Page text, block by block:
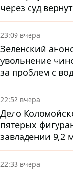
через суд
субсидии со
Ощадбанке –
решение
23:09 вчера
Зеленский
увольнение
за проблем с
Марганце
22:52 вчера
Дело
пятерых
завладении 9,2
ПриватБанка
суд
22:33 вчера